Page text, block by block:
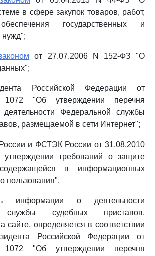
в сфере закупок товаров, работ,
государственных и
нужд";
от 27.07.2006 N 152-ФЗ "О
Российской Федерации от
1072 "Об утверждении перечня
Федеральной службы
размещаемой в сети Интернет";
и ФСТЭК России от 31.08.2010
требований о защите
в информационных
пользования".
информации о деятельности
службы судебных приставов,
сайте, определяется в соответствии
Российской Федерации от
1072 "Об утверждении перечня